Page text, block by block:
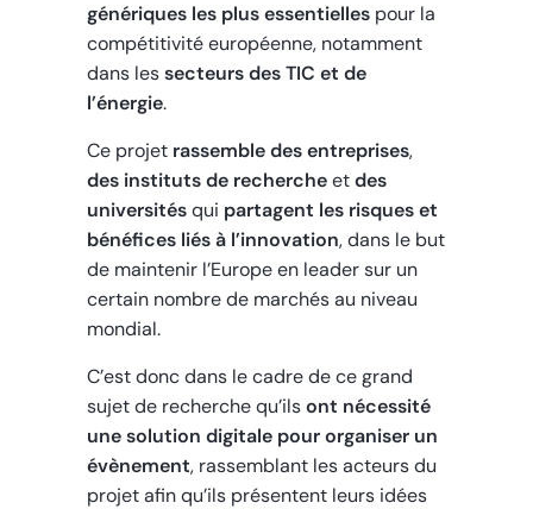
génériques les plus essentielles pour la
compétitivité européenne, notamment
dans lessecteurs des TIC et de
l’énergie.
Ce projet rassemble des entreprises,
des instituts de rechercheetdes
universitésqui partagent les risques et
bénéfices liés à l’innovation, dans le but
de maintenir l’Europe en leader sur un
certain nombre de marchés au niveau
mondial.
C’est donc dans le cadre de ce grand
sujet de recherche qu’ilsont nécessité
une solution digitale pour organiser un
évènement, rassemblant les acteurs du
projet afin qu’ils présentent leurs idées